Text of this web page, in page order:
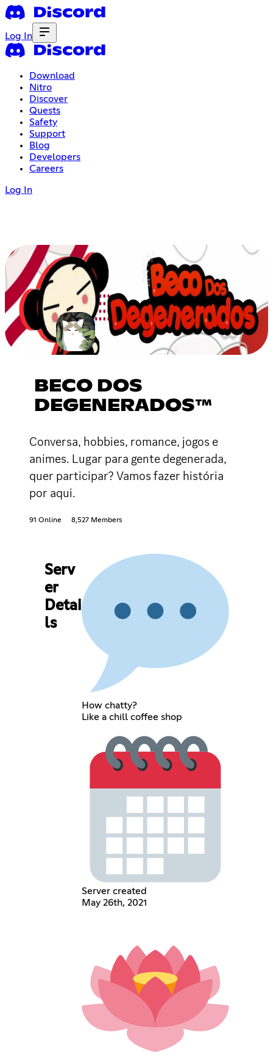
Log In
Download
Nitro
Discover
Quests
Safety
Support
Blog
Developers
Careers
Log In
BECO DOS
DEGENERADOS™
Conversa, hobbies, romance, jogos e
animes. Lugar para gente degenerada,
quer participar? Vamos fazer história
por aqui.
91 Online 8,527 Members
Serv
er
Detai
ls
How chatty?
Like a chill coffee shop
Server created
May 26th, 2021